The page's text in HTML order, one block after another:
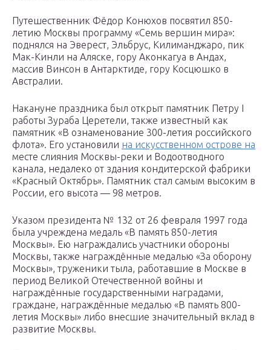
Путешественник Фёдор Конюхов посвятил 850-
летию Москвы программу «Семь вершин мира»:
поднялся на Эверест, Эльбрус, Килиманджаро, пик
Мак-Кинли на Аляске, гору Аконкагуа в Андах,
массив Винсон в Антарктиде, гору Косцюшко в
Австралии.
Накануне праздника был открыт памятник Петру I
работы Зураба Церетели, также известный как
памятник «В ознаменование 300-летия российского
флота». Его установили на искусственном острове на
месте слияния Москвы-реки и Водоотводного
канала, недалеко от здания кондитерской фабрики
«Красный Октябрь». Памятник стал самым высоким в
России, его высота — 98 метров.
Указом президента № 132 от 26 февраля 1997 года
была учреждена медаль «В память 850-летия
Москвы». Ею награждались участники обороны
Москвы, также награждённые медалью «За оборону
Москвы», труженики тыла, работавшие в Москве в
период Великой Отечественной войны и
награждённые государственными наградами,
граждане, награждённые медалью «В память 800-
летия Москвы» либо внесшие значительный вклад в
развитие Москвы.